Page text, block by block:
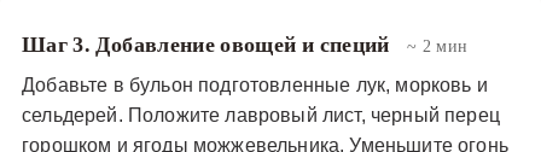
Шаг 3. Добавление овощей и специй ~ 2 мин
Добавьте в бульон подготовленные лук, морковь и
сельдерей. Положите лавровый лист, черный перец
горошком и ягоды можжевельника. Уменьшите огонь